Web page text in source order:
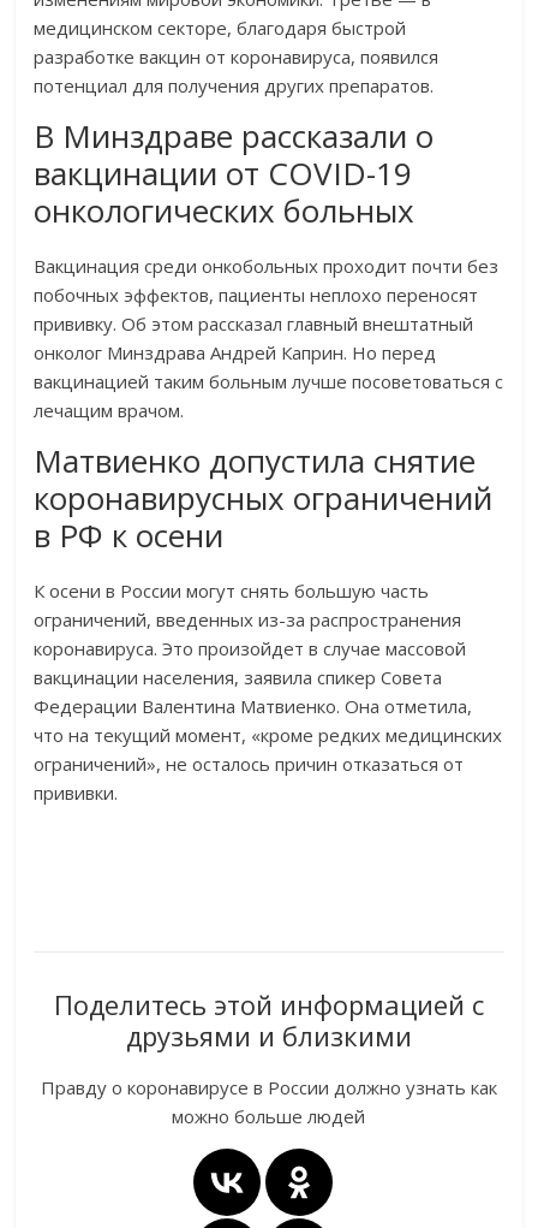
медицинском секторе, благодаря быстрой
разработке вакцин от коронавируса, появился
потенциал для получения других препаратов.
В Минздраве рассказали о
вакцинации от COVID-19
онкологических больных
Вакцинация среди онкобольных проходит почти без
побочных эффектов, пациенты неплохо переносят
прививку. Об этом рассказал главный внештатный
онколог Минздрава Андрей Каприн. Но перед
вакцинацией таким больным лучше посоветоваться с
лечащим врачом.
Матвиенко допустила снятие
коронавирусных ограничений
в РФ к осени
К осени в России могут снять большую часть
ограничений, введенных из-за распространения
коронавируса. Это произойдет в случае массовой
вакцинации населения, заявила спикер Совета
Федерации Валентина Матвиенко. Она отметила,
что на текущий момент, «кроме редких медицинских
ограничений», не осталось причин отказаться от
прививки.
Поделитесь этой информацией с
друзьями и близкими
Правду о коронавирусе в России должно узнать как
можно больше людей